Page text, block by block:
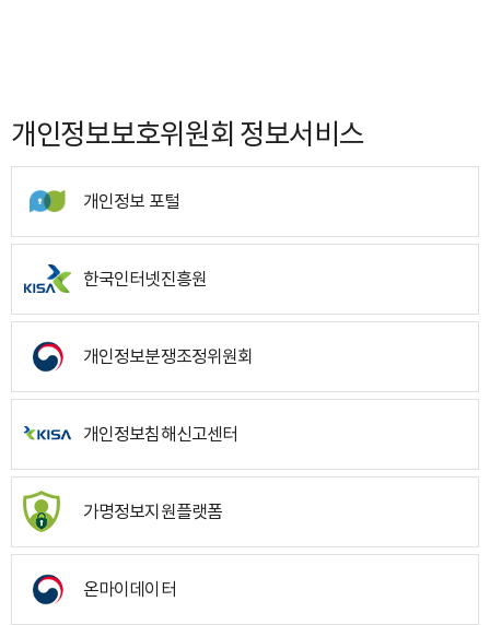
개인정보보호위원회 정보서비스
개인정보 포털
한국인터넷진흥원
개인정보분쟁조정위원회
개인정보침해신고센터
가명정보지원플랫폼
온마이데이터